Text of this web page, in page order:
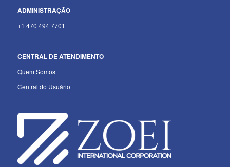
ADMINISTRAÇÃO
+1 470 494 7701
CENTRAL DE ATENDIMENTO
Quem Somos
Central do Usuário